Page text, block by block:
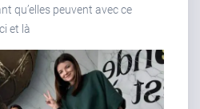
qu’elles peuvent avec ce
et là